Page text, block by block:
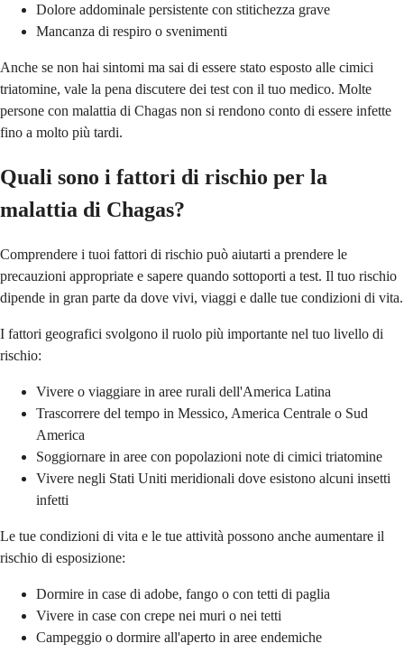
Dolore addominale persistente con stitichezza grave
Mancanza di respiro o svenimenti
Anche se non hai sintomi ma sai di essere stato esposto alle cimici
triatomine, vale la pena discutere dei test con il tuo medico. Molte
persone con malattia di Chagas non si rendono conto di essere infette
fino a molto più tardi.
Quali sono i fattori di rischio per la
malattia di Chagas?
Comprendere i tuoi fattori di rischio può aiutarti a prendere le
precauzioni appropriate e sapere quando sottoporti a test. Il tuo rischio
dipende in gran parte da dove vivi, viaggi e dalle tue condizioni di vita.
I fattori geografici svolgono il ruolo più importante nel tuo livello di
rischio:
Vivere o viaggiare in aree rurali dell'America Latina
Trascorrere del tempo in Messico, America Centrale o Sud
America
Soggiornare in aree con popolazioni note di cimici triatomine
Vivere negli Stati Uniti meridionali dove esistono alcuni insetti
infetti
Le tue condizioni di vita e le tue attività possono anche aumentare il
rischio di esposizione:
Dormire in case di adobe, fango o con tetti di paglia
Vivere in case con crepe nei muri o nei tetti
Campeggio o dormire all'aperto in aree endemiche